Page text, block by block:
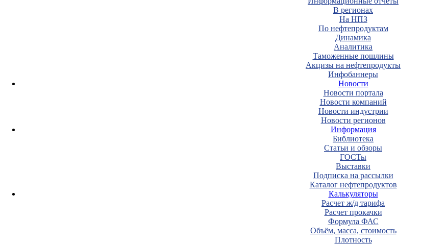
В регионах
На НПЗ
По нефтепродуктам
Динамика
Аналитика
Таможенные пошлины
Акцизы на нефтепродукты
Инфобаннеры
Новости
Новости портала
Новости компаний
Новости индустрии
Новости регионов
Информация
Библиотека
Статьи и обзоры
ГОСТы
Выставки
Подписка на рассылки
Каталог нефтепродуктов
Калькуляторы
Расчет ж/д тарифа
Расчет прокачки
Формула ФАС
Объём, масса, стоимость
Плотность